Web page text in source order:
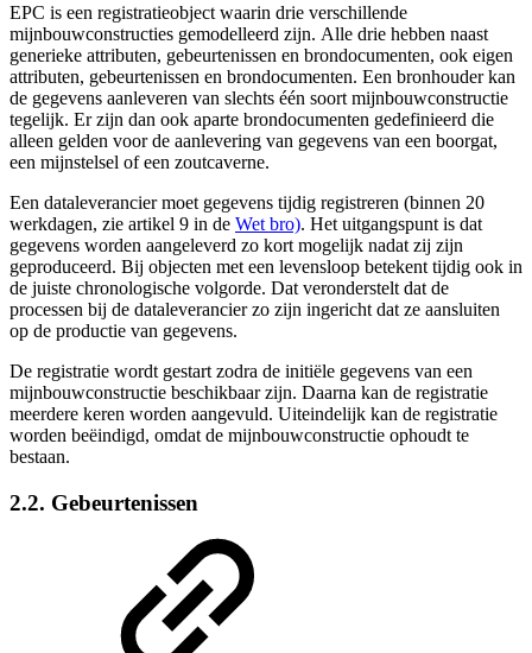
EPC is een registratieobject waarin drie verschillende
mijnbouwconstructies gemodelleerd zijn. Alle drie hebben naast
generieke attributen, gebeurtenissen en brondocumenten, ook eigen
attributen, gebeurtenissen en brondocumenten. Een bronhouder kan
de gegevens aanleveren van slechts één soort mijnbouwconstructie
tegelijk. Er zijn dan ook aparte brondocumenten gedefinieerd die
alleen gelden voor de aanlevering van gegevens van een boorgat,
een mijnstelsel of een zoutcaverne.
Een dataleverancier moet gegevens tijdig registreren (binnen 20
werkdagen, zie artikel 9 in de Wet bro). Het uitgangspunt is dat
gegevens worden aangeleverd zo kort mogelijk nadat zij zijn
geproduceerd. Bij objecten met een levensloop betekent tijdig ook in
de juiste chronologische volgorde. Dat veronderstelt dat de
processen bij de dataleverancier zo zijn ingericht dat ze aansluiten
op de productie van gegevens.
De registratie wordt gestart zodra de initiële gegevens van een
mijnbouwconstructie beschikbaar zijn. Daarna kan de registratie
meerdere keren worden aangevuld. Uiteindelijk kan de registratie
worden beëindigd, omdat de mijnbouwconstructie ophoudt te
bestaan.
2.2. Gebeurtenissen